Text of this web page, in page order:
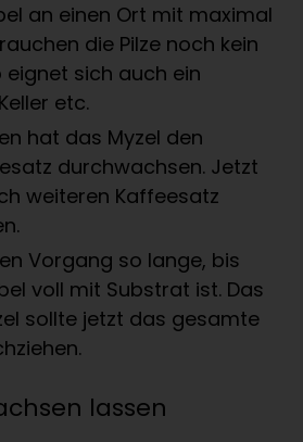
an einen Ort mit maximal
die Pilze noch kein
eignet sich auch ein
etc.
hat das Myzel den
durchwachsen. Jetzt
weiteren Kaffeesatz
Vorgang so lange, bis
voll mit Substrat ist. Das
sollte jetzt das gesamte
lassen